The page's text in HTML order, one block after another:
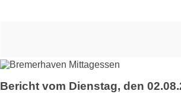
Bericht vom Dienstag, den